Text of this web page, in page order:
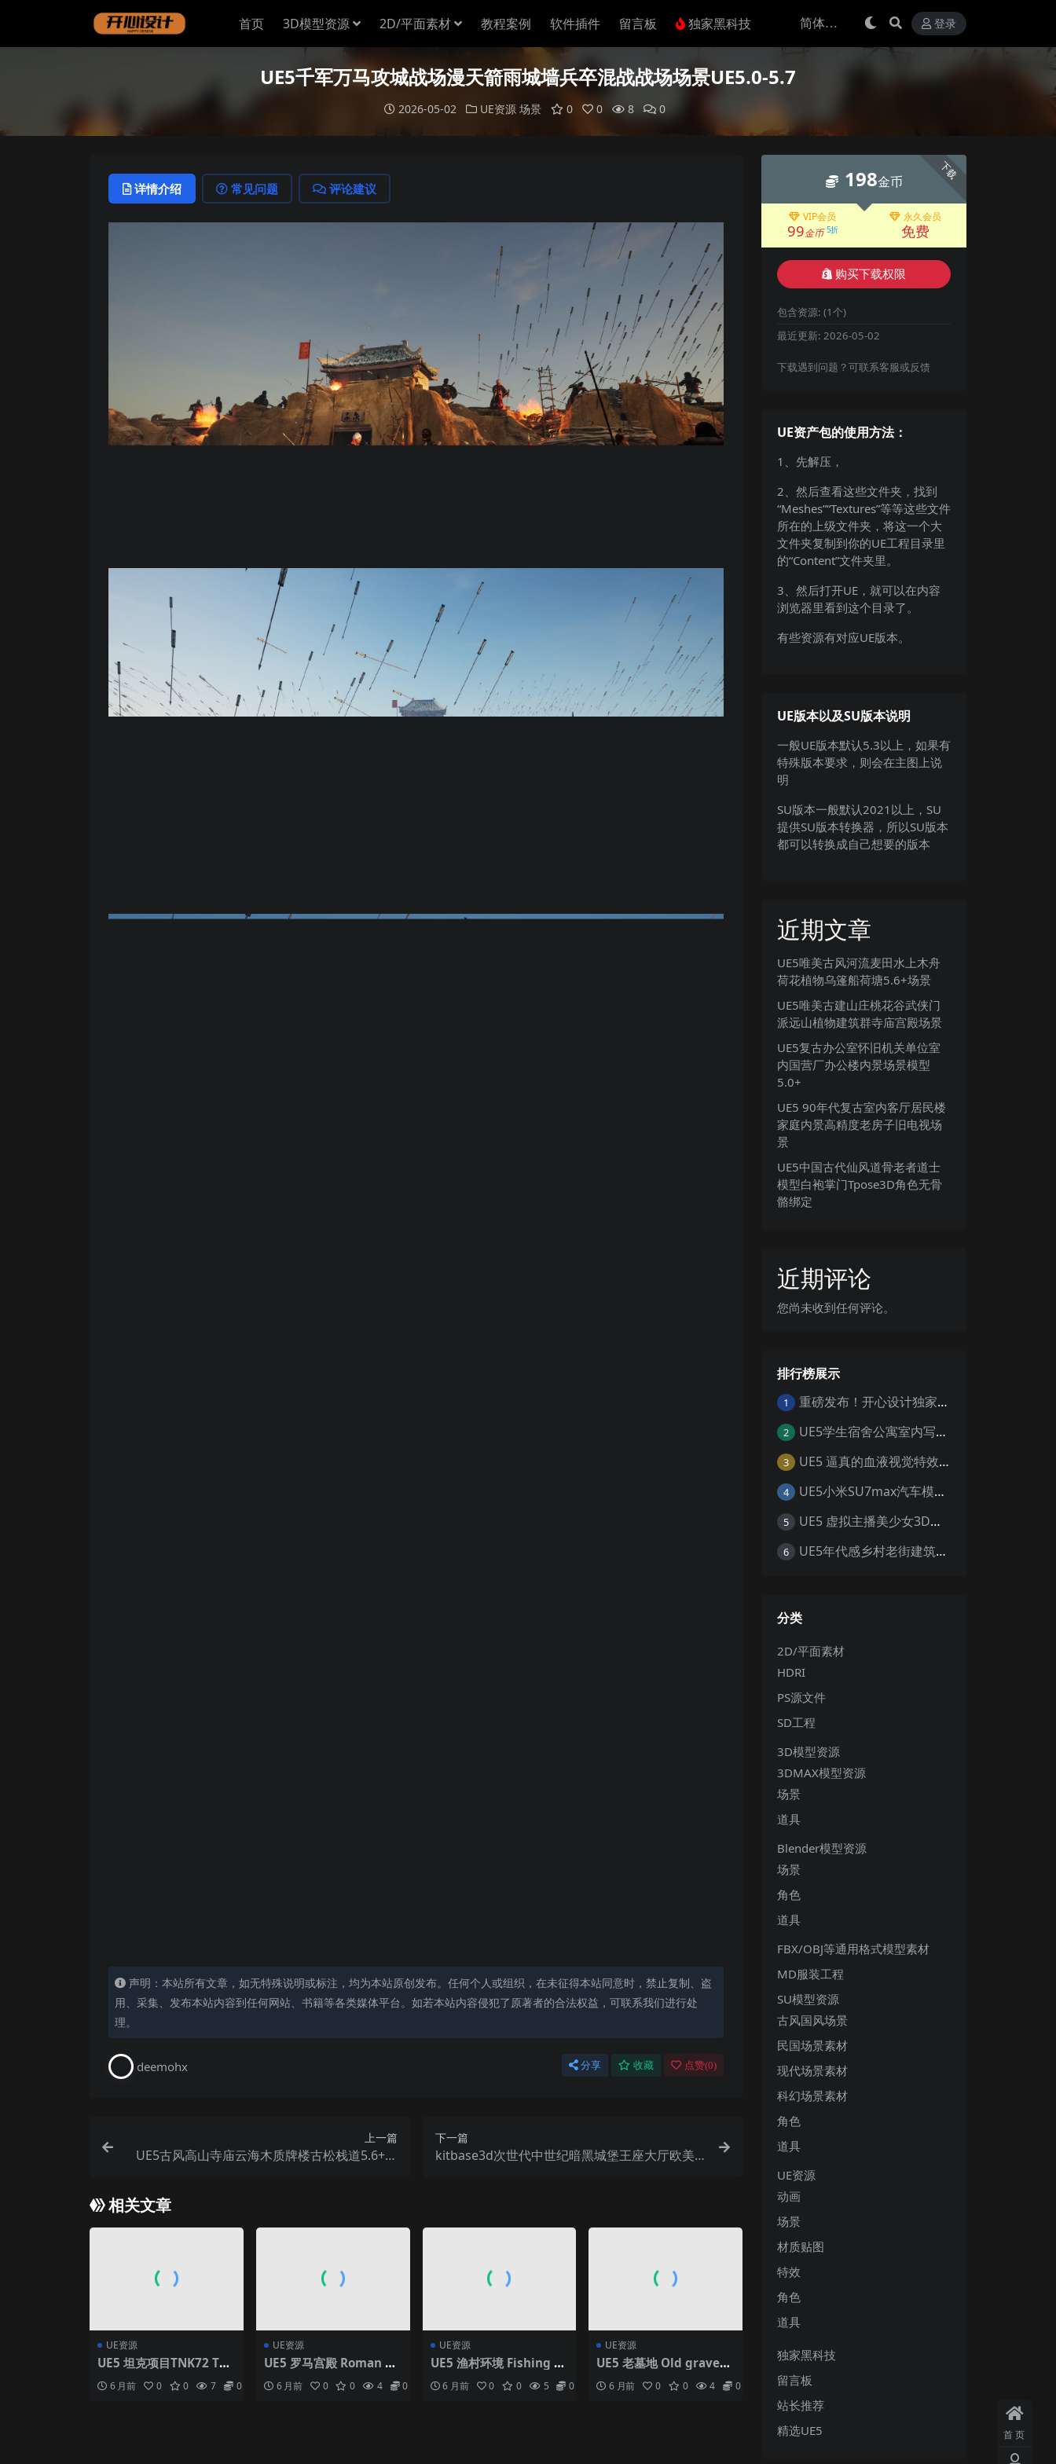
首页 3D模型资源 2D/平面素材 教程案例 软件插件 留言板 独家黑科技 登录
UE5千军万马攻城战场漫天箭雨城墙兵卒混战战场场景UE5.0-5.7
2026-05-02 UE资源 场景 0 0 8 0
详情介绍 常见问题 评论建议
声明：本站所有文章，如无特殊说明或标注，均为本站原创发布。任何个人或组织，在未征得本站同意时，禁止复制、盗
用、采集、发布本站内容到任何网站、书籍等各类媒体平台。如若本站内容侵犯了原著者的合法权益，可联系我们进行处
理。
deemohx 分享 收藏 点赞(0)
上一篇
UE5古风高山寺庙云海木质牌楼古松栈道5.6+场
下一篇
kitbase3d次世代中世纪暗黑城堡王座大厅欧美
相关文章
UE资源
UE5 坦克项目TNK72 Tan
6 月前 0 0 7 0
UE资源
UE5 罗马宫殿 Roman Pa
– Rome Fantasy Modul
6 月前 0 0 4 0
UE资源
UE5 渔村环境 Fishing Vi
6 月前 0 0 5 0
UE资源
UE5 老墓地 Old graveya
6 月前 0 0 4 0
下载
198金币
VIP会员
99金币 5折
永久会员
免费
购买下载权限
包含资源: (1个)
最近更新: 2026-05-02
下载遇到问题？可联系客服或反馈
UE资产包的使用方法：
1、先解压，
2、然后查看这些文件夹，找到
“Meshes”“Textures”等等这些文件
所在的上级文件夹，将这一个大
文件夹复制到你的UE工程目录里
的“Content”文件夹里。
3、然后打开UE，就可以在内容
浏览器里看到这个目录了。
有些资源有对应UE版本。
UE版本以及SU版本说明
一般UE版本默认5.3以上，如果有
特殊版本要求，则会在主图上说
明
SU版本一般默认2021以上，SU
提供SU版本转换器，所以SU版本
都可以转换成自己想要的版本
近期文章
UE5唯美古风河流麦田水上木舟
荷花植物乌篷船荷塘5.6+场景
UE5唯美古建山庄桃花谷武侠门
派远山植物建筑群寺庙宫殿场景
UE5复古办公室怀旧机关单位室
内国营厂办公楼内景场景模型
5.0+
UE5 90年代复古室内客厅居民楼
家庭内景高精度老房子旧电视场
景
UE5中国古代仙风道骨老者道士
模型白袍掌门Tpose3D角色无骨
骼绑定
近期评论
您尚未收到任何评论。
排行榜展示
1 重磅发布！开心设计独家工具 一键寻组工具v1.0
2 UE5学生宿舍公寓室内写实寝室生活日夜环境场景
3 UE5 逼真的血液视觉特效 Realistic Blood VFX – Niagara Blood Effects
4 UE5小米SU7max汽车模型场景工程UE5设计素材写实风格汽车工程
5 UE5 虚拟主播美少女3D模型 赛博朋克风职业套装 游戏角色素材
6 UE5年代感乡村老街建筑环境带供销社电线杆怀旧大场景5.0+
分类
2D/平面素材
HDRI
PS源文件
SD工程
3D模型资源
3DMAX模型资源
场景
道具
Blender模型资源
场景
角色
道具
FBX/OBJ等通用格式模型素材
MD服装工程
SU模型资源
古风国风场景
民国场景素材
现代场景素材
科幻场景素材
角色
道具
UE资源
动画
场景
材质贴图
特效
角色
道具
独家黑科技
留言板
站长推荐
精选UE5
首页